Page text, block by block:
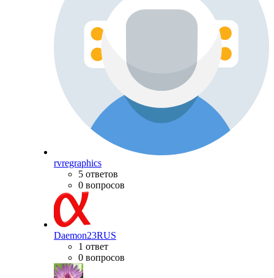
rvregraphics
5 ответов
0 вопросов
Daemon23RUS
1 ответ
0 вопросов